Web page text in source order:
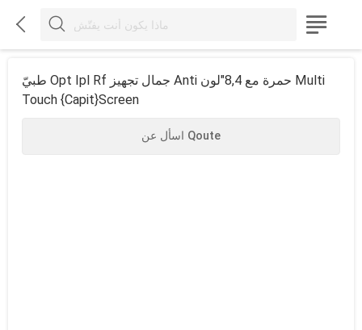
  
طبيّ Opt Ipl Rf جمال تجهيز Anti حمرة مع 8,4"لون Multi
Touch {capit}screen
اسأل عن Qoute